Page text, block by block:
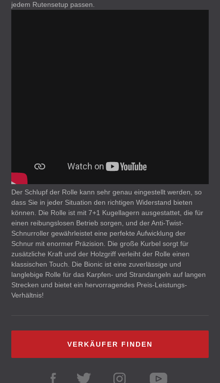
jedem Rutensetup passen.
Der Schlupf der Rolle kann sehr genau eingestellt werden, so
dass Sie in jeder Situation den richtigen Widerstand bieten
können. Die Rolle ist mit 7+1 Kugellagern ausgestattet, die für
einen reibungslosen Betrieb sorgen, und der Anti-Twist-
Schnurroller gewährleistet eine perfekte Aufwicklung der
Schnur mit enormer Präzision. Die große Kurbel sorgt für
zusätzliche Kraft und der Holzgriff verleiht der Rolle einen
klassischen Touch. Die Bionic ist eine zuverlässige und
langlebige Rolle für das Karpfen- und Strandangeln auf langen
Strecken und bietet ein hervorragendes Preis-Leistungs-
Verhältnis!
VERKÄUFER FINDEN